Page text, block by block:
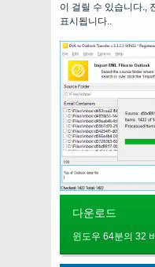
이 걸릴 수 있습니다.,
표시됩니다..
다운로드
윈도우 64분의 32